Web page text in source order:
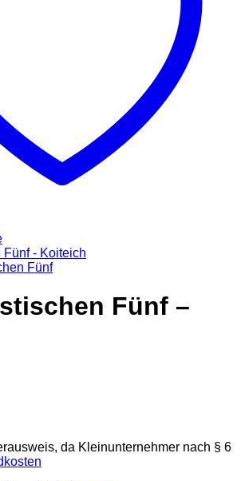
Fünf
Fünf –
da Kleinunternehmer nach § 6